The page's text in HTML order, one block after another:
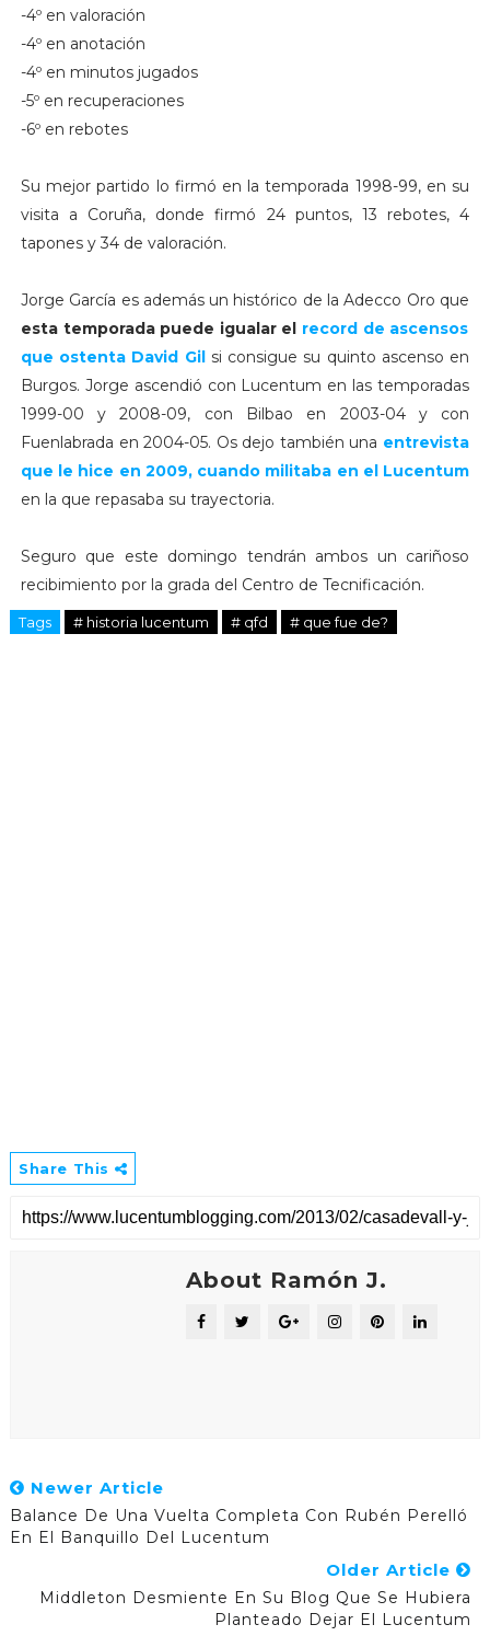
-4º en valoración
-4º en anotación
-4º en minutos jugados
-5º en recuperaciones
-6º en rebotes
Su mejor partido lo firmó en la temporada 1998-99, en su
visita a Coruña, donde firmó 24 puntos, 13 rebotes, 4
tapones y 34 de valoración.
Jorge García es además un histórico de la Adecco Oro que
esta temporada puede igualar el record de ascensos
que ostenta David Gil si consigue su quinto ascenso en
Burgos. Jorge ascendió con Lucentum en las temporadas
1999-00 y 2008-09, con Bilbao en 2003-04 y con
Fuenlabrada en 2004-05. Os dejo también una entrevista
que le hice en 2009, cuando militaba en el Lucentum
en la que repasaba su trayectoria.
Seguro que este domingo tendrán ambos un cariñoso
recibimiento por la grada del Centro de Tecnificación.
Tags # historia lucentum # qfd # que fue de?
Share This
About Ramón J.
Newer Article
Balance De Una Vuelta Completa Con Rubén Perelló
En El Banquillo Del Lucentum
Older Article
Middleton Desmiente En Su Blog Que Se Hubiera
Planteado Dejar El Lucentum